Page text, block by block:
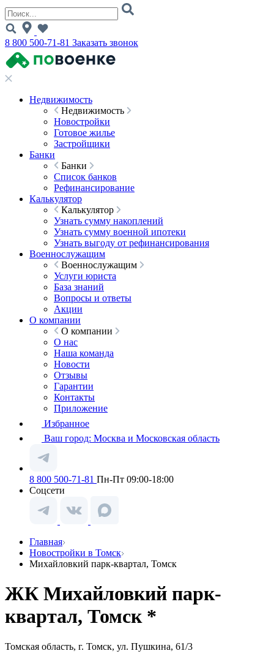
8 800 500-71-81 Заказать звонок
Недвижимость
Недвижимость
Новостройки
Готовое жилье
Застройщики
Банки
Банки
Список банков
Рефинансирование
Калькулятор
Калькулятор
Узнать сумму накоплений
Узнать сумму военной ипотеки
Узнать выгоду от рефинансирования
Военнослужащим
Военнослужащим
Услуги юриста
База знаний
Вопросы и ответы
Акции
О компании
О компании
О нас
Наша команда
Новости
Отзывы
Гарантии
Контакты
Приложение
Избранное
Ваш город: Москва и Московская область
8 800 500-71-81 Пн-Пт 09:00-18:00
Соцсети
Главная
Новостройки в Томск
Михайловкий парк-квартал, Томск
ЖК Михайловкий парк-
квартал, Томск *
Томская область, г. Томск, ул. Пушкина, 61/3